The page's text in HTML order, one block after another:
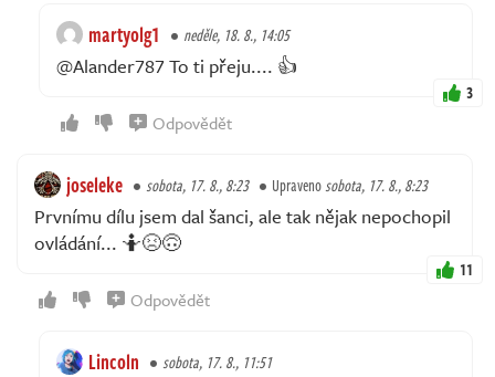
martyolg1 neděle, 18. 8., 14:05
@Alander787 To ti přeju.... 👍
3
Odpovědět
joseleke sobota, 17. 8., 8:23 Upravenosobota, 17. 8., 8:23
Prvnímu dílu jsem dal šanci, ale tak nějak nepochopil
ovládání... 🤷😣🙃
11
Odpovědět
Lincoln sobota, 17. 8., 11:51